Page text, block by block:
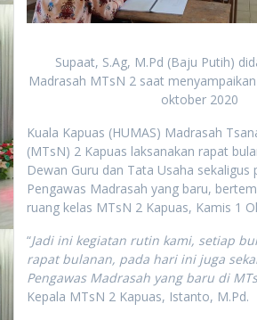
Supaat, S.Ag, M.Pd (Baju Putih)
Madrasah MTsN 2 saat
oktober 2020
Kuala Kapuas (HUMAS) Madrasah
(MTsN) 2 Kapuas laksanakan rapat
Dewan Guru dan Tata Usaha sekaligus
Pengawas Madrasah yang baru,
ruang kelas MTsN 2 Kapuas, Kamis 1
“Jadi ini kegiatan rutin kami, setiap
rapat bulanan, pada hari ini juga
Pengawas Madrasah yang baru di
Kepala MTsN 2 Kapuas, Istanto, M.Pd.